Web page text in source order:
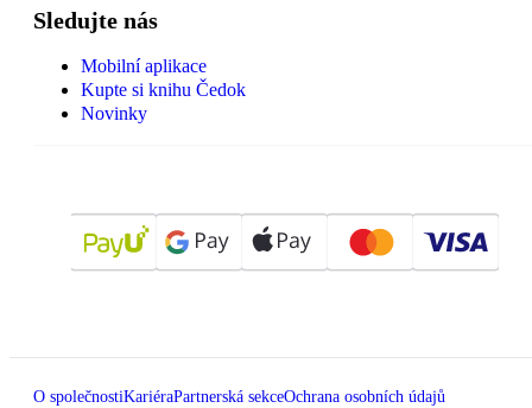
Sledujte nás
Mobilní aplikace
Kupte si knihu Čedok
Novinky
O společnostiKariéraPartnerská sekceOchrana osobních údajů